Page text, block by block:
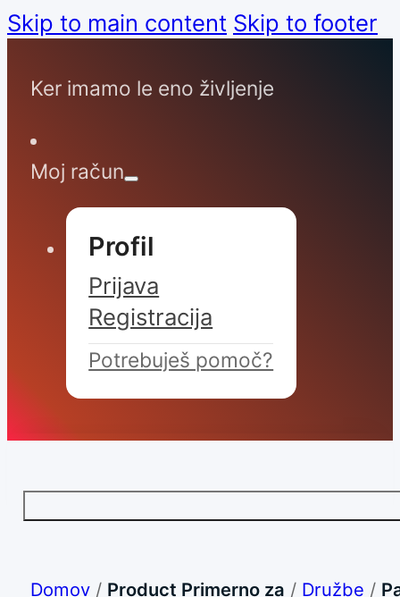
Skip to main content Skip to footer
Ker imamo le eno življenje
Moj račun
Profil
Prijava
Registracija
Potrebuješ pomoč?
Domov/ Product Primerno za / Družbe /